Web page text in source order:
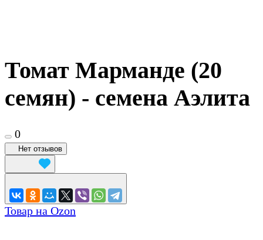
Томат Марманде (20
семян) - семена Аэлита
0
Нет отзывов
Товар на Ozon